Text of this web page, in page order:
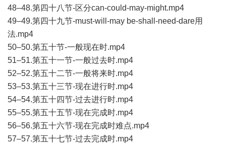
48–48.第四十八节-区分can-could-may-might.mp4
49–49.第四十九节-must-will-may be-shall-need-dare用
法.mp4
50–50.第五十节-一般现在时.mp4
51–51.第五十一节-一般过去时.mp4
52–52.第五十二节-一般将来时.mp4
53–53.第五十三节-现在进行时.mp4
54–54.第五十四节-过去进行时.mp4
55–55.第五十五节-现在完成时.mp4
56–56.第五十六节-现在完成时难点.mp4
57–57.第五十七节-过去完成时.mp4